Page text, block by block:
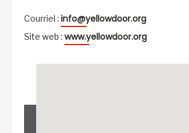
Courriel : info@yellowdoor.org
Site web : www.yellowdoor.org